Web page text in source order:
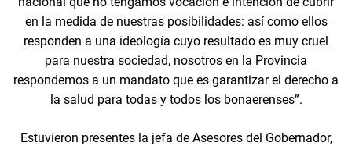
en la medida de nuestras posibilidades: así como ellos
responden a una ideología cuyo resultado es muy cruel
para nuestra sociedad, nosotros en la Provincia
respondemos a un mandato que es garantizar el derecho a
la salud para todas y todos los bonaerenses”.
Estuvieron presentes la jefa de Asesores del Gobernador,